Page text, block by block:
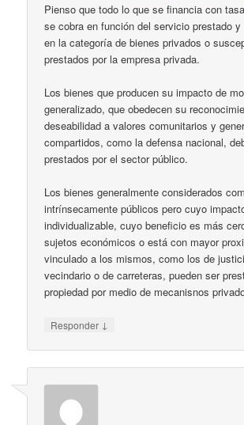
Pienso que todo lo que se financia con
se cobra en función del servicio prestado
en la categoría de bienes privados o
prestados por la empresa privada.
Los bienes que producen su impacto de
generalizado, que obedecen su
deseabilidad a valores comunitarios y
compartidos, como la defensa nacional,
prestados por el sector público.
Los bienes generalmente considerados
intrínsecamente públicos pero cuyo
individualizable, cuyo beneficio es más
sujetos económicos o está con mayor
vinculado a los mismos, como los de
vecindario o de carreteras, pueden ser
propiedad por medio de mecanisnos
Responder ↓